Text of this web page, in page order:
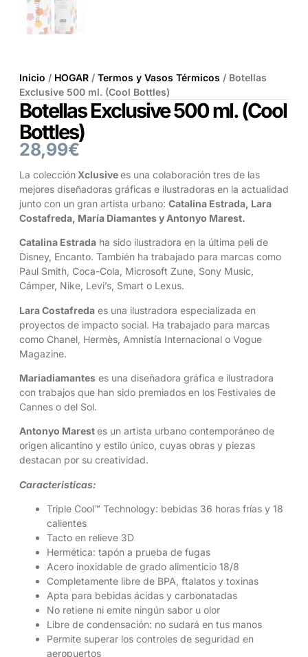
Inicio / HOGAR / Termos y Vasos Térmicos / Botellas
Exclusive 500 ml. (Cool Bottles)
Botellas Exclusive 500 ml. (Cool
Bottles)
28,99€
La colección Xclusivees una colaboración tres de las
mejores diseñadoras gráficas e ilustradoras en la actualidad
junto con un gran artista urbano: Catalina Estrada, Lara
Costafreda, María Diamantes y Antonyo Marest.
Catalina Estrada ha sido ilustradora en la última peli de
Disney, Encanto. También ha trabajado para marcas como
Paul Smith, Coca-Cola, Microsoft Zune, Sony Music,
Cámper, Nike, Levi’s, Smart o Lexus.
Lara Costafreda es una ilustradora especializada en
proyectos de impacto social. Ha trabajado para marcas
como Chanel, Hermès, Amnistía Internacional o Vogue
Magazine.
Mariadiamantes es una diseñadora gráfica e ilustradora
con trabajos que han sido premiados en los Festivales de
Cannes o del Sol.
Antonyo Marestes un artista urbano contemporáneo de
origen alicantino y estilo único, cuyas obras y piezas
destacan por su creatividad.
Caracteristicas:
Triple Cool™ Technology: bebidas 36 horas frías y 18
calientes
Tacto en relieve 3D
Hermética: tapón a prueba de fugas
Acero inoxidable de grado alimenticio 18/8
Completamente libre de BPA, ftalatos y toxinas
Apta para bebidas ácidas y carbonatadas
No retiene ni emite ningún sabor u olor
Libre de condensación: no sudará en tus manos
Permite superar los controles de seguridad en
aeropuertos